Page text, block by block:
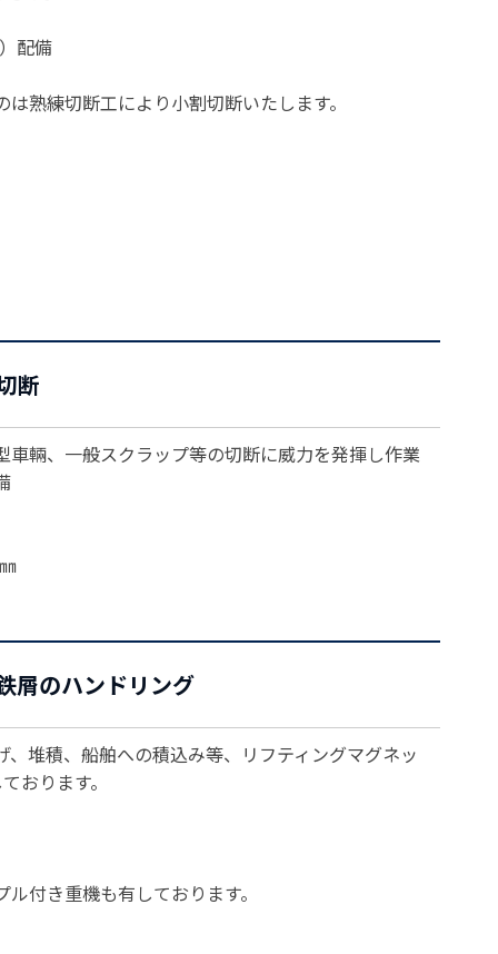
配備
熟練切断工により小割切断いたします。
断
輛、一般スクラップ等の切断に威力を発揮し作業
屑のハンドリング
堆積、船舶への積込み等、リフティングマグネッ
おります。
ル付き重機も有しております。